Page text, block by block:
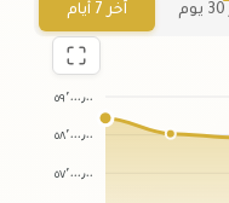
آخر 7 أيام
٥٩٬٠٠٠٫٠٠
٥٨٬٠٠٠٫٠٠
٥٧٬٠٠٠٫٠٠